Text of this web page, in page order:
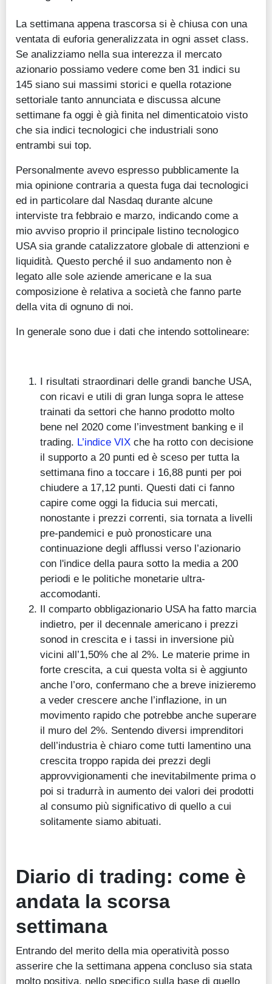
La settimana appena trascorsa si è chiusa con una
ventata di euforia generalizzata in ogni asset class.
Se analizziamo nella sua interezza il mercato
azionario possiamo vedere come ben 31 indici su
145 siano sui massimi storici e quella rotazione
settoriale tanto annunciata e discussa alcune
settimane fa oggi è già finita nel dimenticatoio visto
che sia indici tecnologici che industriali sono
entrambi sui top.
Personalmente avevo espresso pubblicamente la
mia opinione contraria a questa fuga dai tecnologici
ed in particolare dal Nasdaq durante alcune
interviste tra febbraio e marzo, indicando come a
mio avviso proprio il principale listino tecnologico
USA sia grande catalizzatore globale di attenzioni e
liquidità. Questo perché il suo andamento non è
legato alle sole aziende americane e la sua
composizione è relativa a società che fanno parte
della vita di ognuno di noi.
In generale sono due i dati che intendo sottolineare:
I risultati straordinari delle grandi banche USA,
con ricavi e utili di gran lunga sopra le attese
trainati da settori che hanno prodotto molto
bene nel 2020 come l’investment banking e il
trading. L’indice VIX che ha rotto con decisione
il supporto a 20 punti ed è sceso per tutta la
settimana fino a toccare i 16,88 punti per poi
chiudere a 17,12 punti. Questi dati ci fanno
capire come oggi la fiducia sui mercati,
nonostante i prezzi correnti, sia tornata a livelli
pre-pandemici e può pronosticare una
continuazione degli afflussi verso l’azionario
con l'indice della paura sotto la media a 200
periodi e le politiche monetarie ultra-
accomodanti.
Il comparto obbligazionario USA ha fatto marcia
indietro, per il decennale americano i prezzi
sonod in crescita e i tassi in inversione più
vicini all’1,50% che al 2%. Le materie prime in
forte crescita, a cui questa volta si è aggiunto
anche l’oro, confermano che a breve inizieremo
a veder crescere anche l’inflazione, in un
movimento rapido che potrebbe anche superare
il muro del 2%. Sentendo diversi imprenditori
dell’industria è chiaro come tutti lamentino una
crescita troppo rapida dei prezzi degli
approvvigionamenti che inevitabilmente prima o
poi si tradurrà in aumento dei valori dei prodotti
al consumo più significativo di quello a cui
solitamente siamo abituati.
Diario di trading: come è
andata la scorsa
settimana
Entrando del merito della mia operatività posso
asserire che la settimana appena concluso sia stata
molto positiva, nello specifico sulla base di quello